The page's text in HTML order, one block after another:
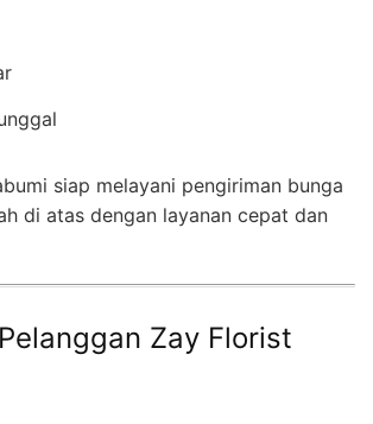
siap melayani pengiriman bunga
di atas dengan layanan cepat dan
Zay Florist